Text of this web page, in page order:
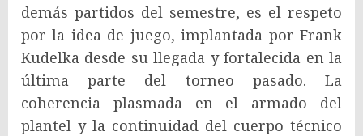
demás partidos del semestre, es el respeto
por la idea de juego, implantada por Frank
Kudelka desde su llegada y fortalecida en la
última parte del torneo pasado. La
coherencia plasmada en el armado del
plantel y la continuidad del cuerpo técnico